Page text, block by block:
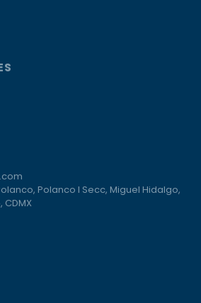
Polanco I Secc, Miguel Hidalgo,
CDMX